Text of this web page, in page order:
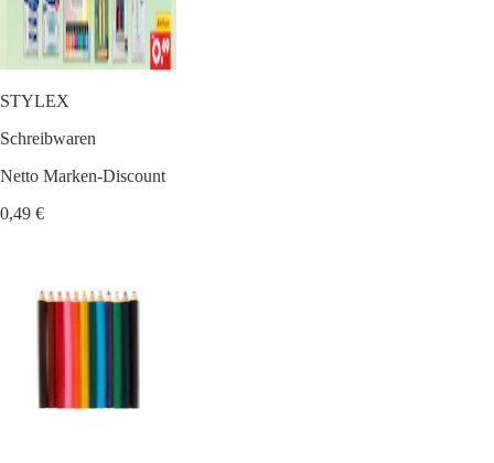
STYLEX
Schreibwaren
Netto Marken-Discount
0,49 €